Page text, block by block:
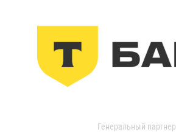
Генеральный партнер